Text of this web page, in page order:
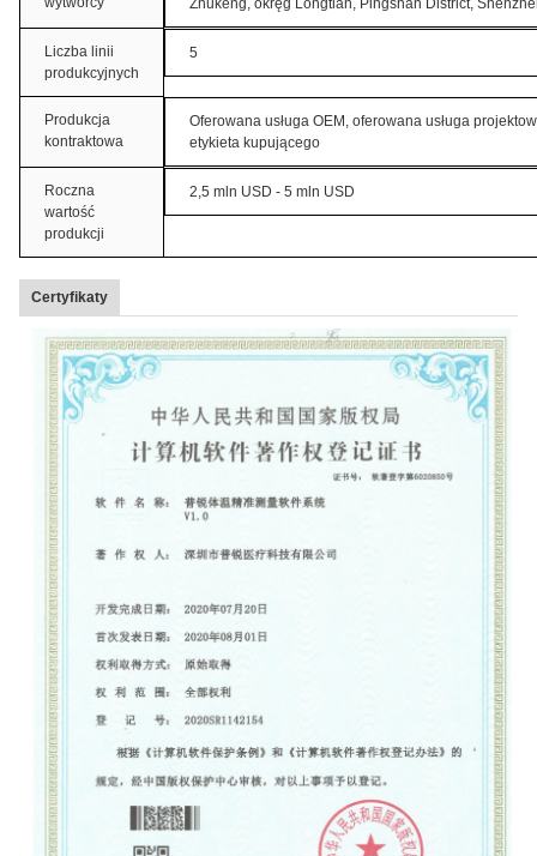
Zhukeng, okręg Longtian, Pingshan District,
Liczba linii
produkcyjnych
5
Produkcja
kontraktowa
Oferowana usługa OEM, oferowana usługa
etykieta kupującego
Roczna
wartość
produkcji
2,5 mln USD - 5 mln USD
Certyfikaty